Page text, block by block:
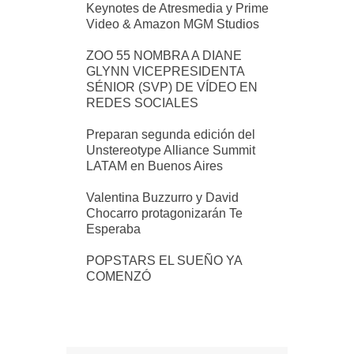
Keynotes de Atresmedia y Prime
Video & Amazon MGM Studios
ZOO 55 NOMBRA A DIANE
GLYNN VICEPRESIDENTA
SÉNIOR (SVP) DE VÍDEO EN
REDES SOCIALES
Preparan segunda edición del
Unstereotype Alliance Summit
LATAM en Buenos Aires
Valentina Buzzurro y David
Chocarro protagonizarán Te
Esperaba
POPSTARS EL SUEÑO YA
COMENZÓ